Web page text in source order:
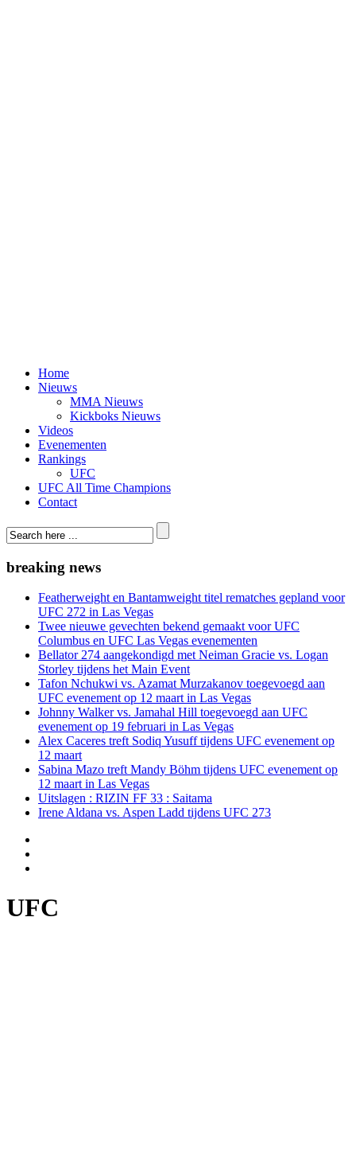
Home
Nieuws
MMA Nieuws
Kickboks Nieuws
Videos
Evenementen
Rankings
UFC
UFC All Time Champions
Contact
breaking news
Featherweight en Bantamweight titel rematches gepland voor
UFC 272 in Las Vegas
Twee nieuwe gevechten bekend gemaakt voor UFC
Columbus en UFC Las Vegas evenementen
Bellator 274 aangekondigd met Neiman Gracie vs. Logan
Storley tijdens het Main Event
Tafon Nchukwi vs. Azamat Murzakanov toegevoegd aan
UFC evenement op 12 maart in Las Vegas
Johnny Walker vs. Jamahal Hill toegevoegd aan UFC
evenement op 19 februari in Las Vegas
Alex Caceres treft Sodiq Yusuff tijdens UFC evenement op
12 maart
Sabina Mazo treft Mandy Böhm tijdens UFC evenement op
12 maart in Las Vegas
Uitslagen : RIZIN FF 33 : Saitama
Irene Aldana vs. Aspen Ladd tijdens UFC 273
UFC